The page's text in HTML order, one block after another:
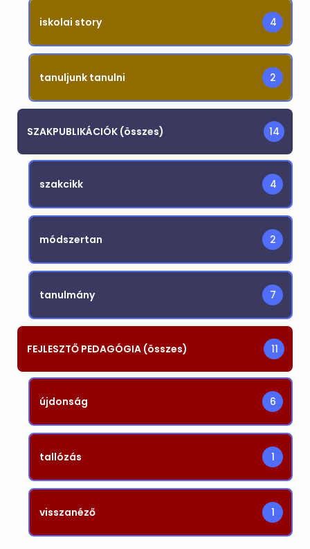
iskolai story 4
tanuljunk tanulni 2
SZAKPUBLIKÁCIÓK (összes) 14
szakcikk 4
módszertan 2
tanulmány 7
FEJLESZTŐ PEDAGÓGIA (összes) 11
újdonság 6
tallózás 1
visszanéző 1